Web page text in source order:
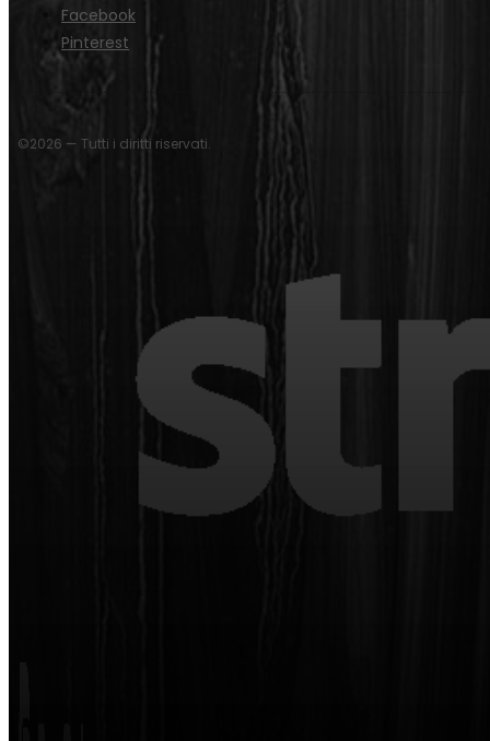
Facebook
Pinterest
©2026 — Tutti i diritti riservati.